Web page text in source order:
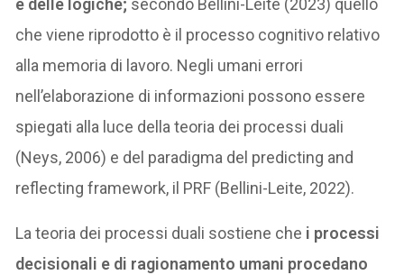
e delle logiche; secondo Bellini-Leite (2023) quello
che viene riprodotto è il processo cognitivo relativo
alla memoria di lavoro. Negli umani errori
nell’elaborazione di informazioni possono essere
spiegati alla luce della teoria dei processi duali
(Neys, 2006) e del paradigma del predicting and
reflecting framework, il PRF (Bellini-Leite, 2022).
La teoria dei processi duali sostiene che i processi
decisionali e di ragionamento umani procedano